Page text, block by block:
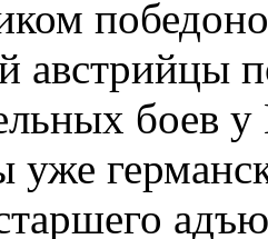
австрийцы
боев
уже